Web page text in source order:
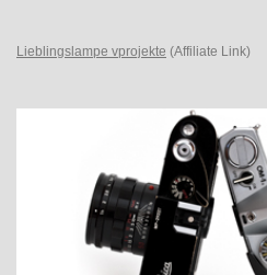
Lieblingslampe vprojekte (Affiliate Link)